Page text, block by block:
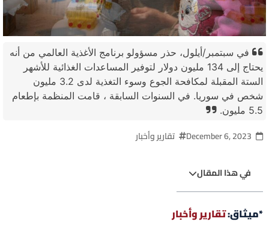
في سبتمبر/أيلول، حذر مسؤولو برنامج الأغذية العالمي من أنه
يحتاج إلى 134 مليون دولار لتوفير المساعدات الغذائية للأشهر
الستة المقبلة لمكافحة الجوع وسوء التغذية لدى 3.2 مليون
شخص في سوريا. في السنوات السابقة ، قامت المنظمة بإطعام
5.5 مليون.
December 6, 2023 تقارير وأخبار
في هذا المقال
*ميثاق:تقارير وأخبار